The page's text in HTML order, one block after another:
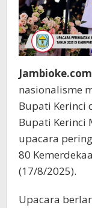
nasionalisme
Bupati Kerinci
Bupati Kerinci
upacara
80
(17/8/2025).
Upacara